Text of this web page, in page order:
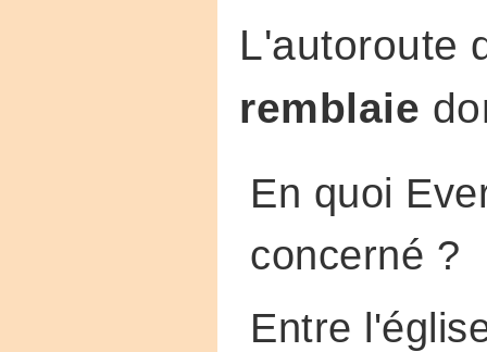
L'autoroute
remblaie
En quoi
concerné ?
Entre